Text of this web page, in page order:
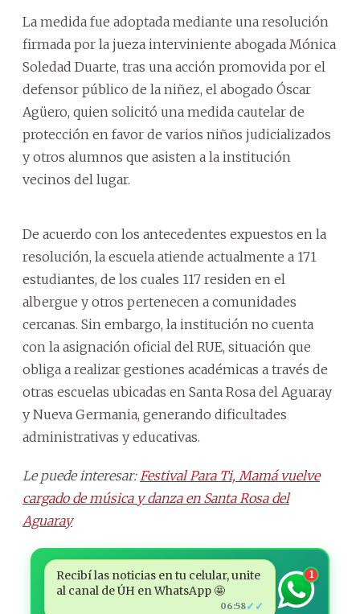
La medida fue adoptada mediante una resolución
firmada por la jueza interviniente abogada Mónica
Soledad Duarte, tras una acción promovida por el
defensor público de la niñez, el abogado Óscar
Agüero, quien solicitó una medida cautelar de
protección en favor de varios niños judicializados
y otros alumnos que asisten a la institución
vecinos del lugar.
De acuerdo con los antecedentes expuestos en la
resolución, la escuela atiende actualmente a 171
estudiantes, de los cuales 117 residen en el
albergue y otros pertenecen a comunidades
cercanas. Sin embargo, la institución no cuenta
con la asignación oficial del RUE, situación que
obliga a realizar gestiones académicas a través de
otras escuelas ubicadas en Santa Rosa del Aguaray
y Nueva Germania, generando dificultades
administrativas y educativas.
Le puede interesar: Festival Para Ti, Mamá vuelve
cargado de música y danza en Santa Rosa del
Aguaray
Recibí las noticias en tu celular, unite
al canal de ÚH en WhatsApp 🤩
06:58✓✓
1